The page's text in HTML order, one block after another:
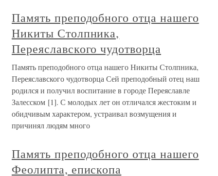
Память преподобного отца нашего
Никиты Столпника,
Переяславского чудотворца
Память преподобного отца нашего Никиты Столпника,
Переяславского чудотворца Сей преподобный отец наш
родился и получил воспитание в городе Переяславле
Залесском [1]. С молодых лет он отличался жестоким и
обидчивым характером, устраивал возмущения и
причинял людям много
Память преподобного отца нашего
Феолипта, епископа